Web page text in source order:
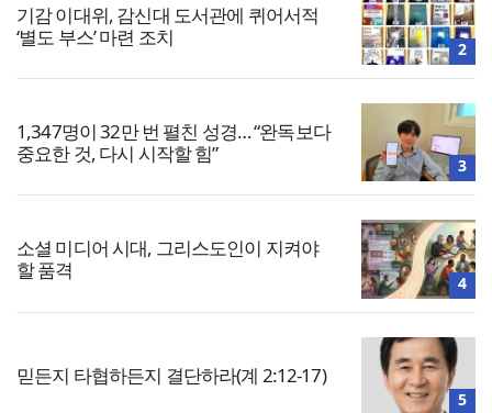
기감 이대위, 감신대 도서관에 퀴어서적
‘별도 부스’ 마련 조치
2
1,347명이 32만 번 펼친 성경… “완독보다
중요한 것, 다시 시작할 힘”
3
소셜 미디어 시대, 그리스도인이 지켜야
할 품격
4
믿든지 타협하든지 결단하라(계 2:12-17)
5